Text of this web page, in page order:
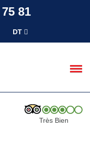
81
DT
Très Bien